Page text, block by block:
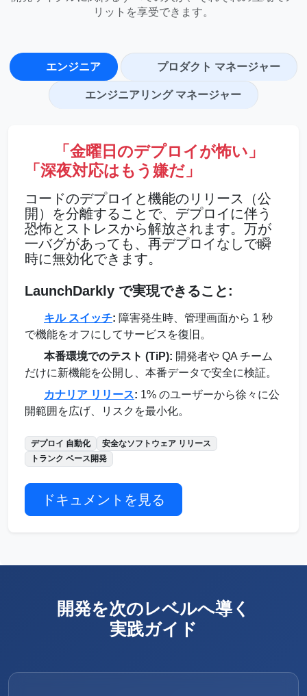
リットを享受できます。
エンジニア プロダクト マネージャー
エンジニアリング マネージャー
「金曜日のデプロイが怖い」
「深夜対応はもう嫌だ」
コードのデプロイと機能のリリース（公
開）を分離することで、デプロイに伴う
恐怖とストレスから解放されます。万が
一バグがあっても、再デプロイなしで瞬
時に無効化できます。
LaunchDarkly で実現できること:
キル スイッチ: 障害発生時、管理画面から 1 秒
で機能をオフにしてサービスを復旧。
本番環境でのテスト (TiP): 開発者や QA チーム
だけに新機能を公開し、本番データで安全に検証。
カナリア リリース: 1% のユーザーから徐々に公
開範囲を広げ、リスクを最小化。
デプロイ 自動化
安全なソフトウェア リリース
トランク ベース開発
ドキュメントを見る
開発を次のレベルへ導く
実践ガイド